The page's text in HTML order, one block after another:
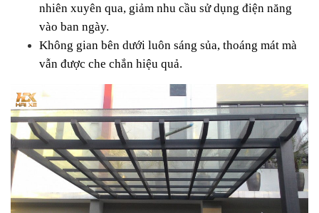
nhiên xuyên qua, giảm nhu cầu sử dụng điện năng
vào ban ngày.
Không gian bên dưới luôn sáng sủa, thoáng mát mà
vẫn được che chắn hiệu quả.